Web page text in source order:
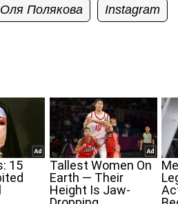
Оля Полякова Instagram